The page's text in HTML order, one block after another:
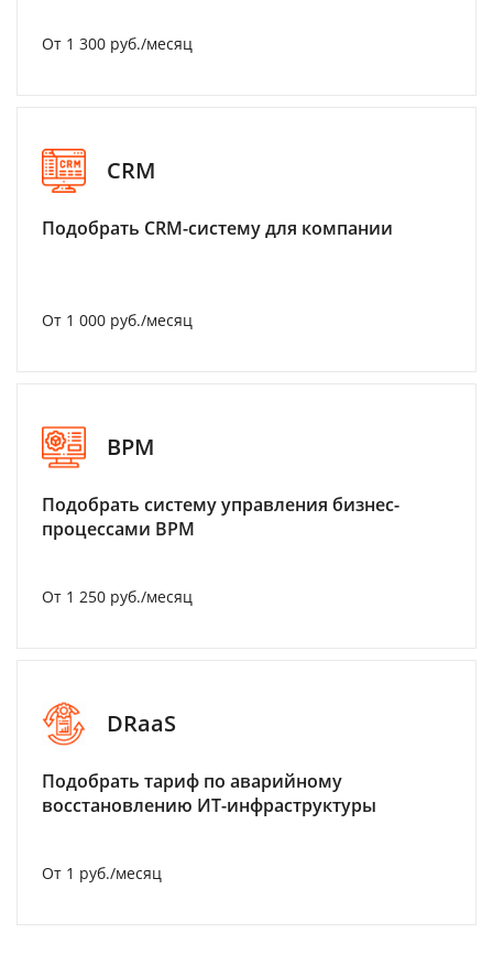
От 1 300 руб./месяц
CRM
Подобрать CRM-систему для компании
От 1 000 руб./месяц
BPM
Подобрать систему управления бизнес-
процессами BPM
От 1 250 руб./месяц
DRaaS
Подобрать тариф по аварийному
восстановлению ИТ-инфраструктуры
От 1 руб./месяц